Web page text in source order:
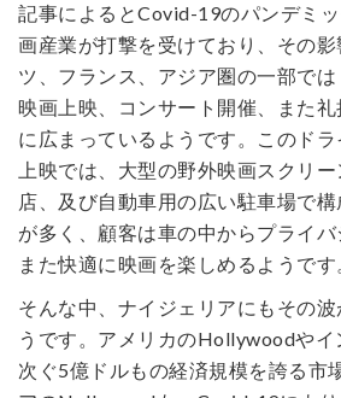
記事によるとCovid-19のパンデミ
画産業が打撃を受けており、その
ツ、フランス、アジア圏の一部で
映画上映、コンサート開催、また
に広まっているようです。このド
上映では、大型の野外映画スクリ
店、及び自動車用の広い駐車場で
が多く、顧客は車の中からプライバ
また快適に映画を楽しめるようです
そんな中、ナイジェリアにもその
うです。アメリカのHollywoodや
次ぐ5億ドルもの経済規模を誇る市